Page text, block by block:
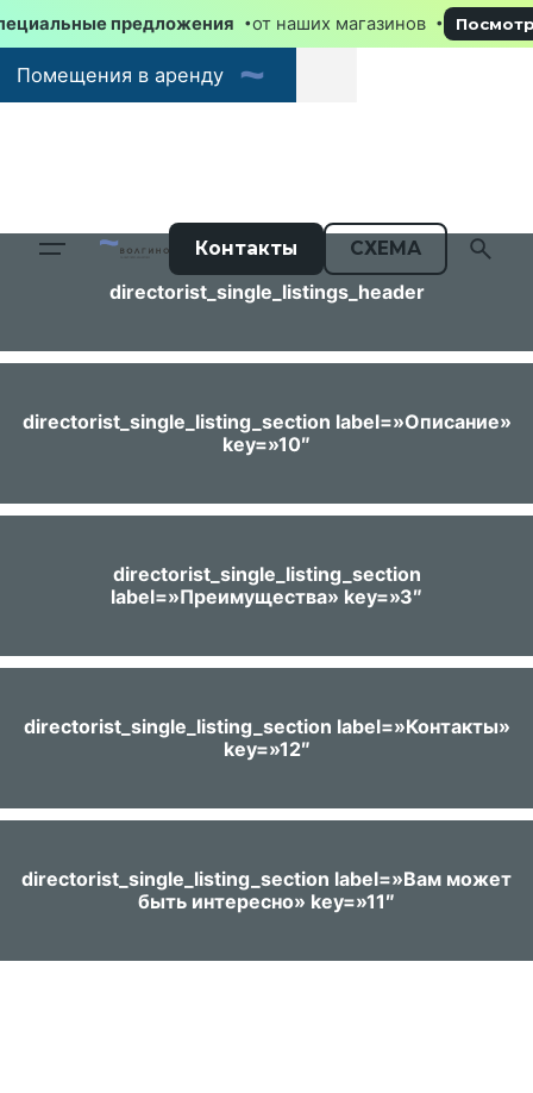
Специальные предложения от наших магазинов
Контакты СХЕМА
Помещения в аренду
площадь в ТЦ - 87 м2
directorist_single_listings_header
directorist_single_listing_section label=»Описание»
key=»10″
directorist_single_listing_section
label=»Преимущества» key=»3″
directorist_single_listing_section label=»Контакты»
key=»12″
directorist_single_listing_section label=»Вам может
быть интересно» key=»11″